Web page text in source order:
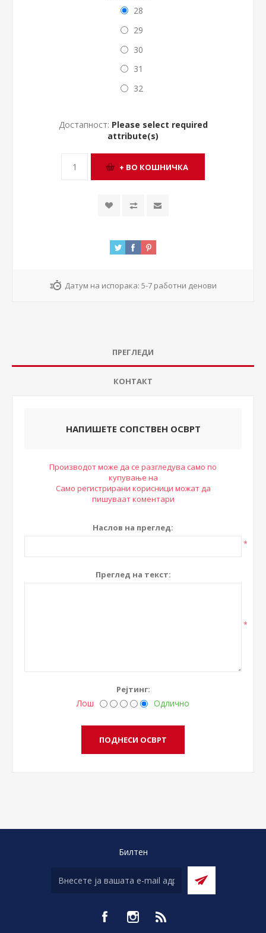
28
29
30
31
32
Достапност: Please select required
attribute(s)
Датум на испорака: 5-7 работни денови
ПРЕГЛЕДИ
КОНТАКТ
НАПИШЕТЕ СОПСТВЕН ОСВРТ
Производот може да се разгледува само по
купување на
Само регистрирани корисници можат да
пишуваат коментари
Наслов на преглед:
*
Преглед на текст:
*
Рејтинг:
Лош Одлично
Билтен